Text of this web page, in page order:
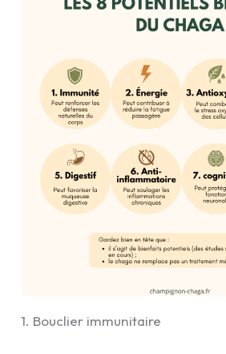
1. Bouclier immunitaire